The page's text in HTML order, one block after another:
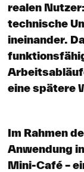
realen
technische
ineinander.
eine spätere
Im Rahmen
Anwendung
Mini-Café –